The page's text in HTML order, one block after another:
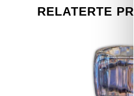
RELATERTE